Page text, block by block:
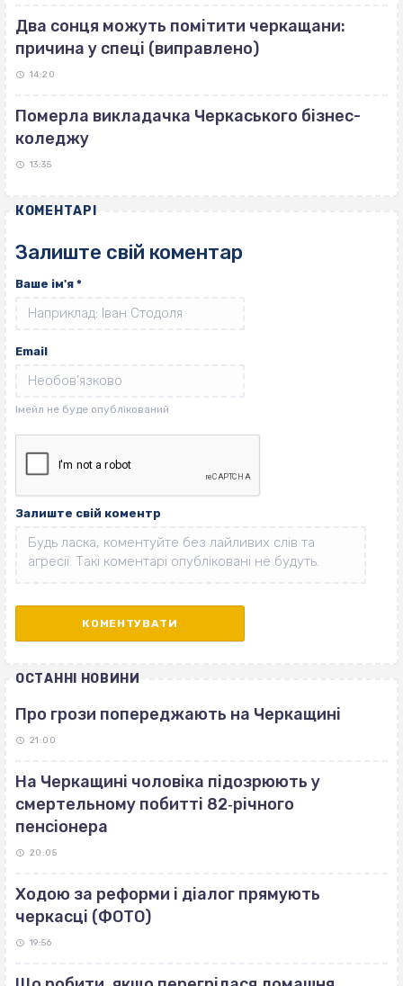
Два сонця можуть помітити черкащани:
причина у спеці (виправлено)
14:20
Померла викладачка Черкаського бізнес-
коледжу
13:35
КОМЕНТАРІ
Залиште свій коментар
Ваше ім'я *
Email
Залиште свій коментр
ОСТАННІ НОВИНИ
Про грози попереджають на Черкащині
21:00
На Черкащині чоловіка підозрюють у
смертельному побитті 82‐річного
пенсіонера
20:05
Ходою за реформи і діалог прямують
черкасці (ФОТО)
19:56